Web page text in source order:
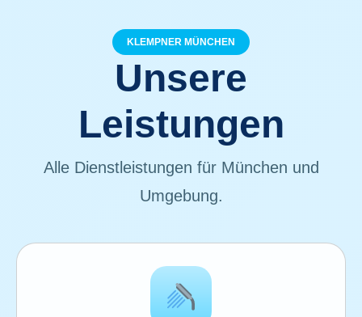
KLEMPNER MÜNCHEN
Unsere
Leistungen
Alle Dienstleistungen für München und
Umgebung.